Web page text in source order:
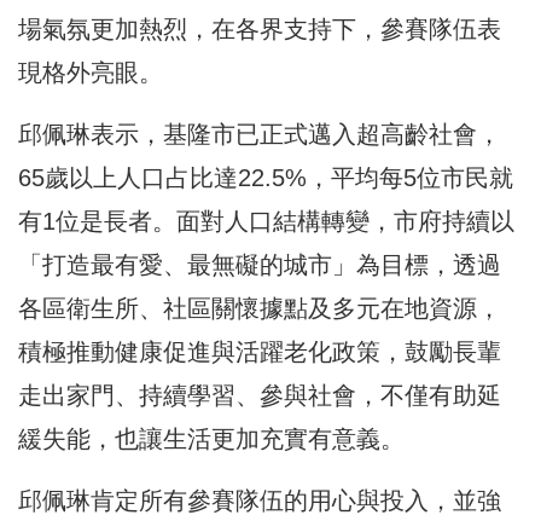
場氣氛更加熱烈，在各界支持下，參賽隊伍表
現格外亮眼。
邱佩琳表示，基隆市已正式邁入超高齡社會，
65歲以上人口占比達22.5%，平均每5位市民就
有1位是長者。面對人口結構轉變，市府持續以
「打造最有愛、最無礙的城市」為目標，透過
各區衛生所、社區關懷據點及多元在地資源，
積極推動健康促進與活躍老化政策，鼓勵長輩
走出家門、持續學習、參與社會，不僅有助延
緩失能，也讓生活更加充實有意義。
邱佩琳肯定所有參賽隊伍的用心與投入，並強